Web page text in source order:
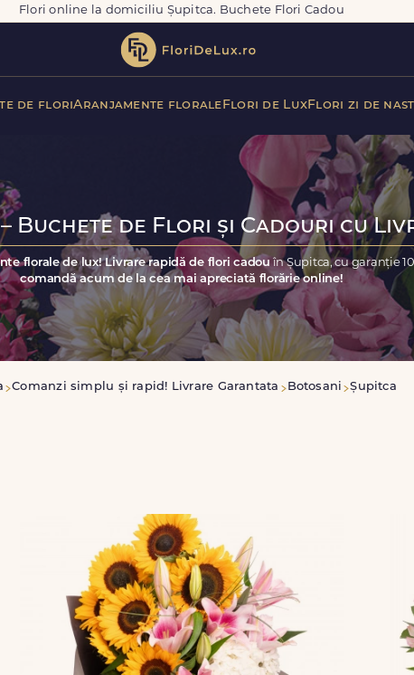
Flori online la domiciliu Șupitca. Buchete Flori Cadou
de floriAranjamente florale Flori de LuxFlori zi de
Buchete de Flori și Cadouri cu
florale de lux! Livrare rapidă de flori cadou în Șupitca, cu garanție
comandă acum de la cea mai apreciată florărie online!
Comanzi simplu și rapid! Livrare Garantata Botosani Șupitca